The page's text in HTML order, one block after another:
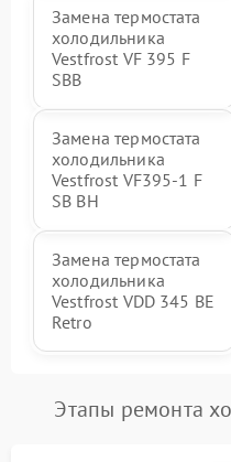
Замена термостата
холодильника
Vestfrost VF 395 F
SBB
Замена термостата
холодильника
Vestfrost VF395-1 F
SB BH
Замена термостата
холодильника
Vestfrost VDD 345 BE
Retro
Этапы ремонта